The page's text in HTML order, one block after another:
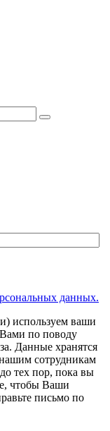
данных.
используем ваши
Вами по поводу
Данные хранятся
сотрудникам
тех пор, пока вы
чтобы Ваши
письмо по